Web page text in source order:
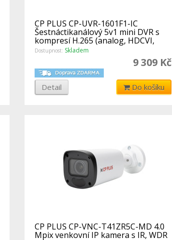
CP PLUS CP-UVR-1601F1-IC
Šestnáctikanálový 5v1 mini DVR s
kompresí H.265 (analog, HDCVI,
AHD, TVI, I
Dostupnost: Skladem
9 309 Kč
Detail Do košíku
CP PLUS CP-VNC-T41ZR5C-MD 4.0
Mpix venkovní IP kamera s IR, WDR